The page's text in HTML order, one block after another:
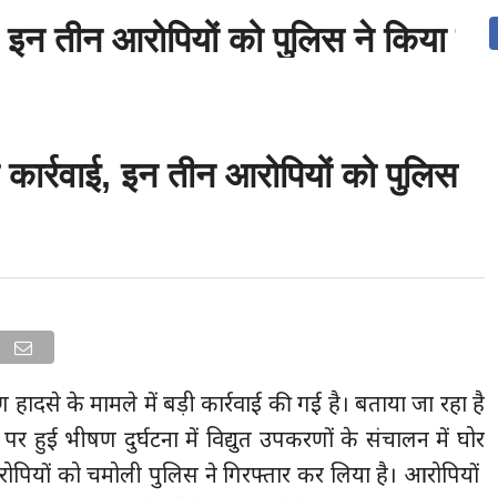
उत्तराखंड देश दुनिया संपर्क करें
तीन आरोपियों को पुलिस ने किया
इन तीन आरोपियों को पुलिस
के मामले में बड़ी कार्रवाई की गई है। बताया जा रहा है
हुई भीषण दुर्घटना में विद्युत उपकरणों के संचालन में घोर
को चमोली पुलिस ने गिरफ्तार कर लिया है। आरोपियों